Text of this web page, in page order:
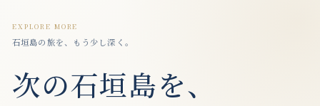
EXPLORE MORE
石垣島の旅を、もう少し深く。
次の石垣島を、